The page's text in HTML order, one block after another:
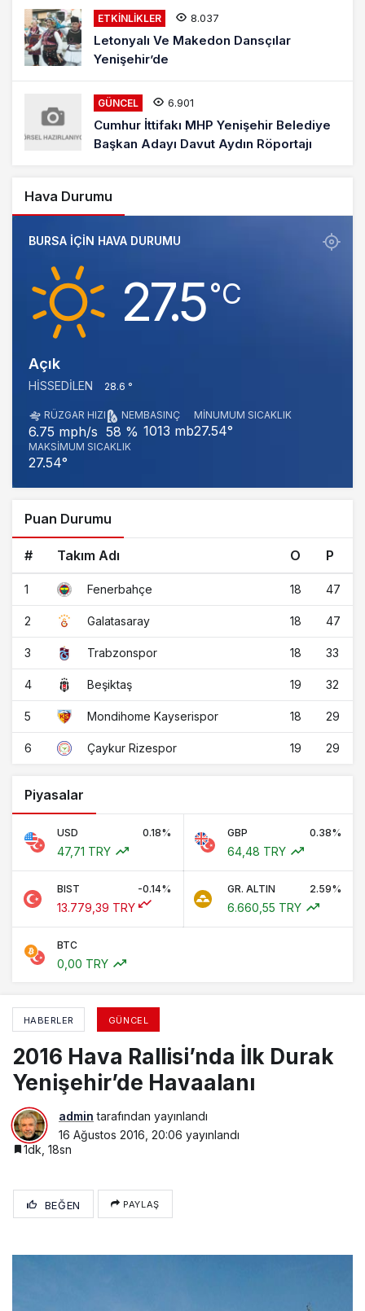
ETKINLIKLER 8.037
Letonyalı Ve Makedon Dansçılar
Yenişehir’de
GÜNCEL 6.901
Cumhur İttifakı MHP Yenişehir Belediye
Başkan Adayı Davut Aydın Röportajı
Hava Durumu
BURSA IÇIN HAVA DURUMU
27.5‎°C
Açık
HISSEDILEN 28.6 °
RÜZGAR HIZI
6.75 mph/s
NEM
58 %
BASINÇ
1013 mb
MINUMUM SICAKLIK
27.54°
MAKSIMUM SICAKLIK
27.54°
Puan Durumu
# Takım Adı O P
1 Fenerbahçe 18 47
2 Galatasaray 18 47
3 Trabzonspor 18 33
4 Beşiktaş 19 32
5 Mondihome Kayserispor 18 29
6 Çaykur Rizespor 19 29
Piyasalar
USD 0.18%
47,71 TRY
GBP 0.38%
64,48 TRY
BIST -0.14%
13.779,39 TRY
GR. ALTIN 2.59%
6.660,55 TRY
BTC
0,00 TRY
HABERLER GÜNCEL
2016 Hava Rallisi’nda İlk Durak
Yenişehir’de Havaalanı
admin tarafından yayınlandı
16 Ağustos 2016, 20:06 yayınlandı
1dk, 18sn
BEĞEN PAYLAŞ